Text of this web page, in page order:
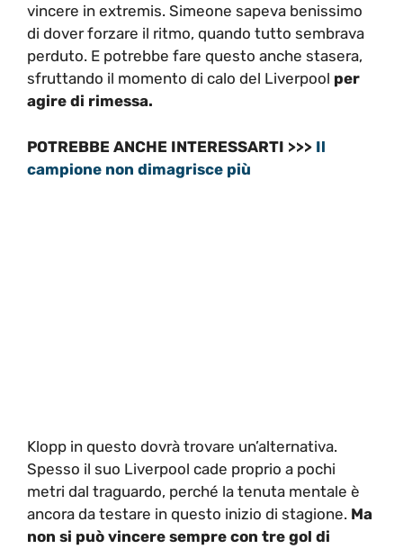
vincere in extremis. Simeone sapeva benissimo
di dover forzare il ritmo, quando tutto sembrava
perduto. E potrebbe fare questo anche stasera,
sfruttando il momento di calo del Liverpool per
agire di rimessa.
POTREBBE ANCHE INTERESSARTI >>> Il
campione non dimagrisce più
Klopp in questo dovrà trovare un’alternativa.
Spesso il suo Liverpool cade proprio a pochi
metri dal traguardo, perché la tenuta mentale è
ancora da testare in questo inizio di stagione. Ma
non si può vincere sempre con tre gol di